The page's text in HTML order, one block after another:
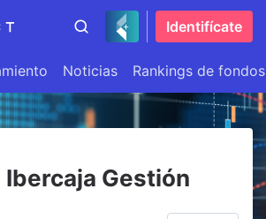
Identifícate
Noticias Rankings de fondos
Ibercaja Gestión